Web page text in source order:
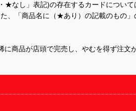
★なし」表記)の存在するカードについ
、「商品名に（★あり）の記載のもの
商品が店頭で完売し、やむを得ず注文